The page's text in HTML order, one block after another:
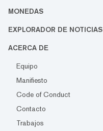
MONEDAS
EXPLORADOR DE NOTICIAS
ACERCA DE
Equipo
Manifiesto
Code of Conduct
Contacto
Trabajos